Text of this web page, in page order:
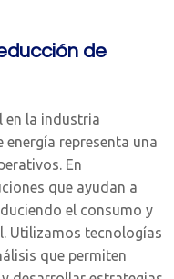
de
en la industria
representa una
En
que ayudan a
el consumo y
Utilizamos tecnologías
que permiten